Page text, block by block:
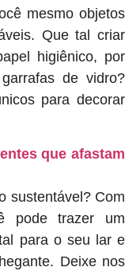
mesmo objetos
Que tal criar
higiênico, por
de vidro?
para decorar
que afastam
sustentável? Com
pode trazer um
para o seu lar e
Deixe nos